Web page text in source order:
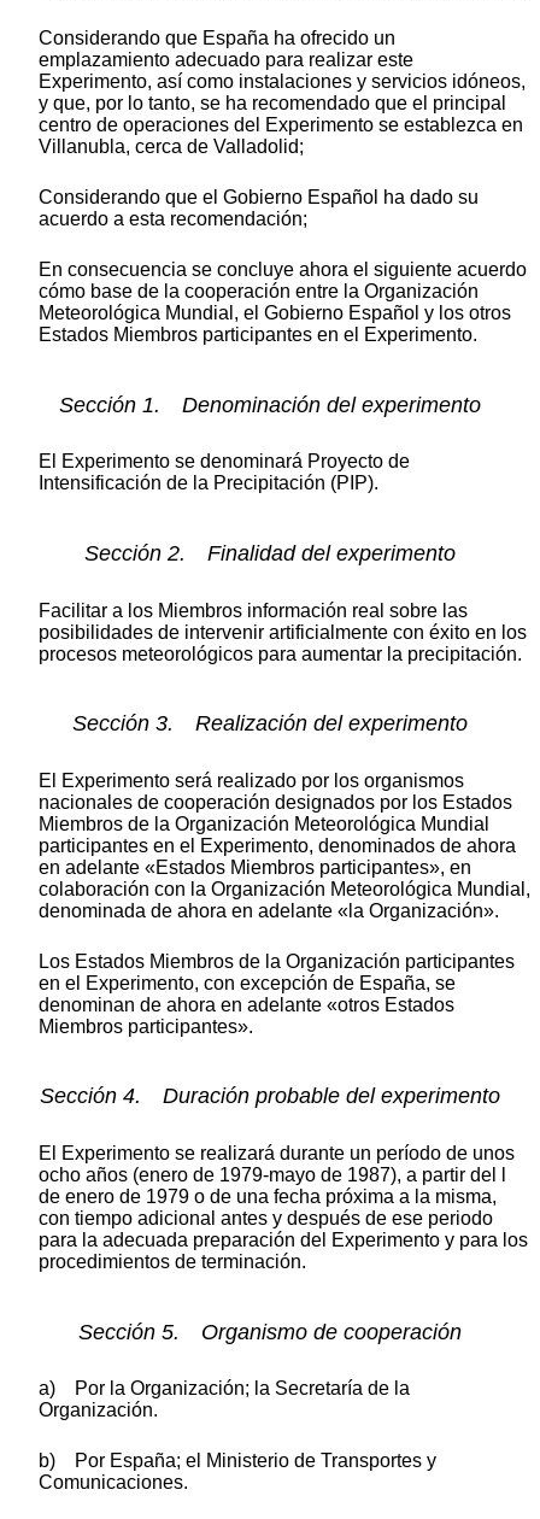
Considerando que España ha ofrecido un
emplazamiento adecuado para realizar este
Experimento, así como instalaciones y servicios idóneos,
y que, por lo tanto, se ha recomendado que el principal
centro de operaciones del Experimento se establezca en
Villanubla, cerca de Valladolid;
Considerando que el Gobierno Español ha dado su
acuerdo a esta recomendación;
En consecuencia se concluye ahora el siguiente acuerdo
cómo base de la cooperación entre la Organización
Meteorológica Mundial, el Gobierno Español y los otros
Estados Miembros participantes en el Experimento.
Sección 1. Denominación del experimento
El Experimento se denominará Proyecto de
Intensificación de la Precipitación (PIP).
Sección 2. Finalidad del experimento
Facilitar a los Miembros información real sobre las
posibilidades de intervenir artificialmente con éxito en los
procesos meteorológicos para aumentar la precipitación.
Sección 3. Realización del experimento
El Experimento será realizado por los organismos
nacionales de cooperación designados por los Estados
Miembros de la Organización Meteorológica Mundial
participantes en el Experimento, denominados de ahora
en adelante «Estados Miembros participantes», en
colaboración con la Organización Meteorológica Mundial,
denominada de ahora en adelante «la Organización».
Los Estados Miembros de la Organización participantes
en el Experimento, con excepción de España, se
denominan de ahora en adelante «otros Estados
Miembros participantes».
Sección 4. Duración probable del experimento
El Experimento se realizará durante un período de unos
ocho años (enero de 1979-mayo de 1987), a partir del l
de enero de 1979 o de una fecha próxima a la misma,
con tiempo adicional antes y después de ese periodo
para la adecuada preparación del Experimento y para los
procedimientos de terminación.
Sección 5. Organismo de cooperación
a) Por la Organización; la Secretaría de la
Organización.
b) Por España; el Ministerio de Transportes y
Comunicaciones.